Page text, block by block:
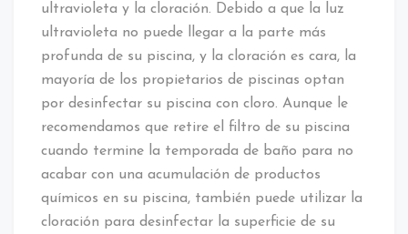
ultravioleta y la cloración. Debido a que la luz
ultravioleta no puede llegar a la parte más
profunda de su piscina, y la cloración es cara, la
mayoría de los propietarios de piscinas optan
por desinfectar su piscina con cloro. Aunque le
recomendamos que retire el filtro de su piscina
cuando termine la temporada de baño para no
acabar con una acumulación de productos
químicos en su piscina, también puede utilizar la
cloración para desinfectar la superficie de su